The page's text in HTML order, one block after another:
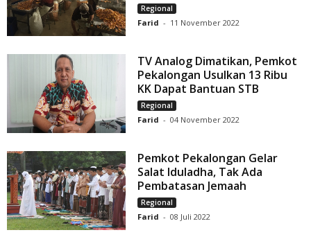
Regional
Farid - 11 November 2022
TV Analog Dimatikan, Pemkot
Pekalongan Usulkan 13 Ribu
KK Dapat Bantuan STB
Regional
Farid - 04 November 2022
Pemkot Pekalongan Gelar
Salat Iduladha, Tak Ada
Pembatasan Jemaah
Regional
Farid - 08 Juli 2022